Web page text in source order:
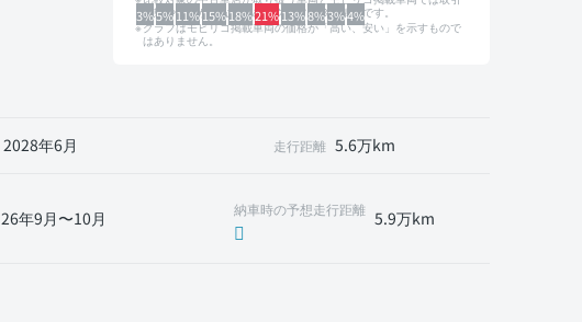
3%5%11%15%18%21%13%8%3%4%
形態や条件が異なるため、グラフは参考情報です。
グラフはモビリコ掲載車両の価格が「高い、安い」を示すもので
はありません。
2028年6月 走行距離 5.6万km
26年9月〜10月 納車時の予想走行距離 5.9万km